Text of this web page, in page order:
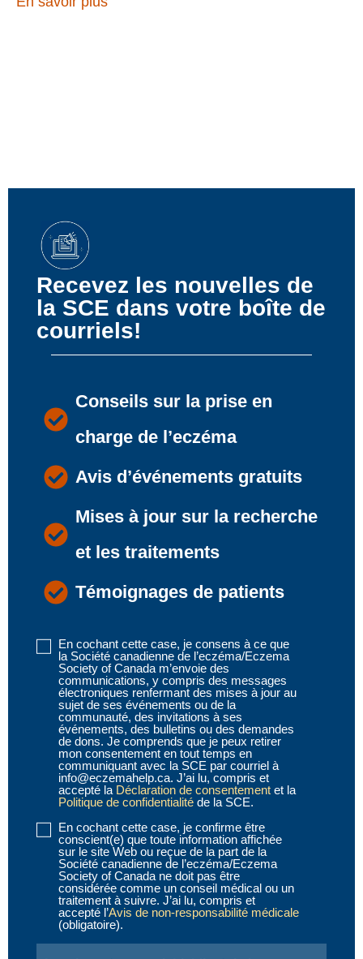
Recevez les nouvelles de
la SCE dans votre boîte de
courriels!
Conseils sur la prise en
charge de l’eczéma
Avis d’événements gratuits
Mises à jour sur la recherche
et les traitements
Témoignages de patients
Disclaimer
(obligatoire)
En cochant cette case, je consens à ce que
la Société canadienne de l’eczéma/Eczema
Society of Canada m’envoie des
communications, y compris des messages
électroniques renfermant des mises à jour au
sujet de ses événements ou de la
communauté, des invitations à ses
événements, des bulletins ou des demandes
de dons. Je comprends que je peux retirer
mon consentement en tout temps en
communiquant avec la SCE par courriel à
info@eczemahelp.ca. J’ai lu, compris et
accepté la Déclaration de consentement et la
Politique de confidentialité de la SCE.
Disclaimer
(obligatoire)
En cochant cette case, je confirme être
conscient(e) que toute information affichée
sur le site Web ou reçue de la part de la
Société canadienne de l’eczéma/Eczema
Society of Canada ne doit pas être
considérée comme un conseil médical ou un
traitement à suivre. J’ai lu, compris et
accepté l’Avis de non-responsabilité médicale
(obligatoire).